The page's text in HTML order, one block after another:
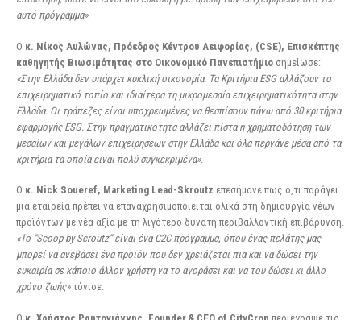
αυτό πρόγραμμα».
Ο κ. Νίκος Αυλώνας, Πρόεδρος Κέντρου Αειφορίας, (CSE), Επισκέπτης
καθηγητής Βιωσιμότητας στο Οικονομικό Πανεπιστήμιο σημείωσε:
«Στην Ελλάδα δεν υπάρχει κυκλική οικονομία. Τα Κριτήρια ESG αλλάζουν το
επιχειρηματικό τοπίο και ιδιαίτερα τη μικρομεσαία επιχειρηματικότητα στην
Ελλάδα. Οι τράπεζες είναι υποχρεωμένες να θεσπίσουν πάνω από 30 κριτήρια
εφαρμογής ESG. Στην πραγματικότητα αλλάζει πίστα η χρηματοδότηση των
μεσαίων και μεγάλων επιχειρήσεων στην Ελλάδα και όλα περνάνε μέσα από τα
κριτήρια τα οποία είναι πολύ συγκεκριμένα».
Ο κ. Nick Soueref, Marketing Lead-Skroutz επεσήμανε πως ό,τι παράγει
μια εταιρεία πρέπει να επαναχρησιμοποιείται ολικά στη δημιουργία νέων
προϊόντων με νέα αξία με τη λιγότερο δυνατή περιβαλλοντική επιβάρυνση.
«Το “Scoop by Scroutz” είναι ένα C2C πρόγραμμα, όπου ένας πελάτης μας
μπορεί να ανεβάσει ένα προϊόν που δεν χρειάζεται πια και να δώσει την
ευκαιρία σε κάποιο άλλον χρήστη να το αγοράσει και να του δώσει κι άλλο
χρόνο ζωής»τόνισε.